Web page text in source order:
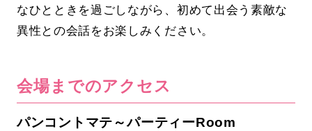
なひとときを過ごしながら、初めて出会う素敵な
異性との会話をお楽しみください。
会場までのアクセス
パンコントマテ～パーティーRoom